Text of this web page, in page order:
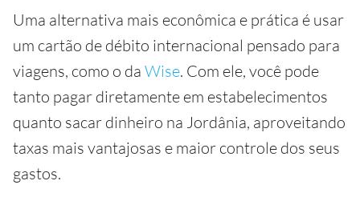
Uma alternativa mais econômica e prática é usar
um cartão de débito internacional pensado para
viagens, como o da Wise. Com ele, você pode
tanto pagar diretamente em estabelecimentos
quanto sacar dinheiro na Jordânia, aproveitando
taxas mais vantajosas e maior controle dos seus
gastos.